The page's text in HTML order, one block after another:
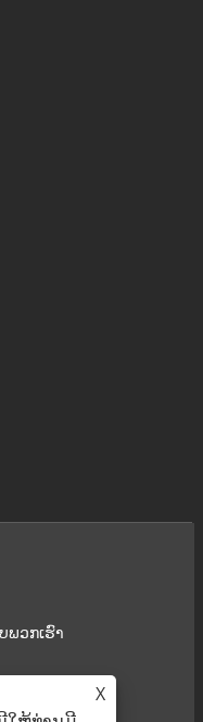
ພວກ​ເຮົາ
ບຖາມ
X